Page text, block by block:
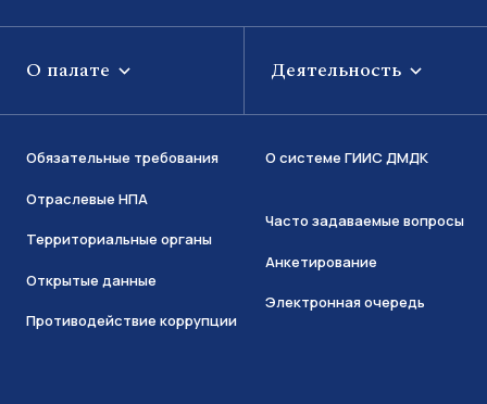
О палате Деятельность
Обязательные требования
Отраслевые НПА
Территориальные органы
Открытые данные
Противодействие коррупции
О системе ГИИС ДМДК
Часто задаваемые вопросы
Анкетирование
Электронная очередь